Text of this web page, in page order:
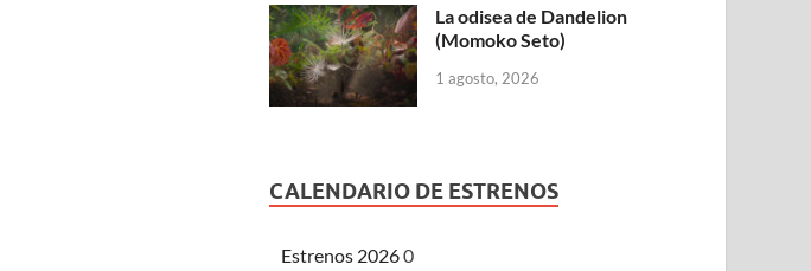
La odisea de Dandelion
(Momoko Seto)
1 agosto, 2026
CALENDARIO DE ESTRENOS
Estrenos 20260